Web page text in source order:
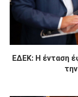
ΕΔΕΚ: Η ένταση